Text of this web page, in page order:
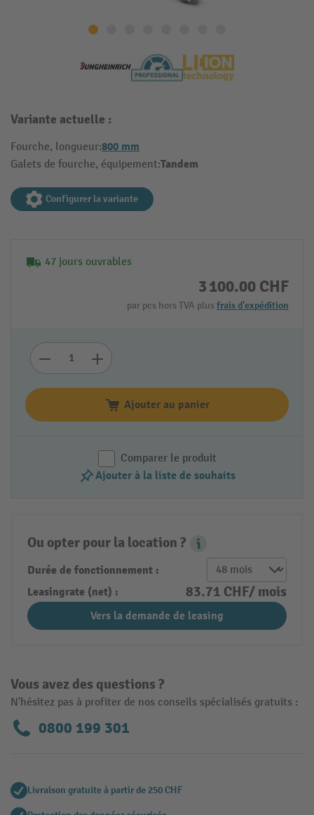
Variante actuelle :
Fourche, longueur:800 mm
Galets de fourche, équipement:Tandem
Configurer la variante
47 jours ouvrables
3 100.00 CHF
par pcs hors TVA plus frais d'expédition
Ajouter au panier
Comparer le produit
Ajouter à la liste de souhaits
Vous avez des questions ?
N'hésitez pas à profiter de nos conseils spécialisés gratuits :
0800 199 301
Ou opter pour la location ?
Leasing Popover
Durée de fonctionnement :
Leasingrate (net) :
83.71 CHF/ mois
Vers la demande de leasing
Livraison gratuite à partir de 250 CHF